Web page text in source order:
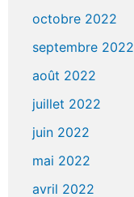
octobre 2022
septembre 2022
août 2022
juillet 2022
juin 2022
mai 2022
avril 2022